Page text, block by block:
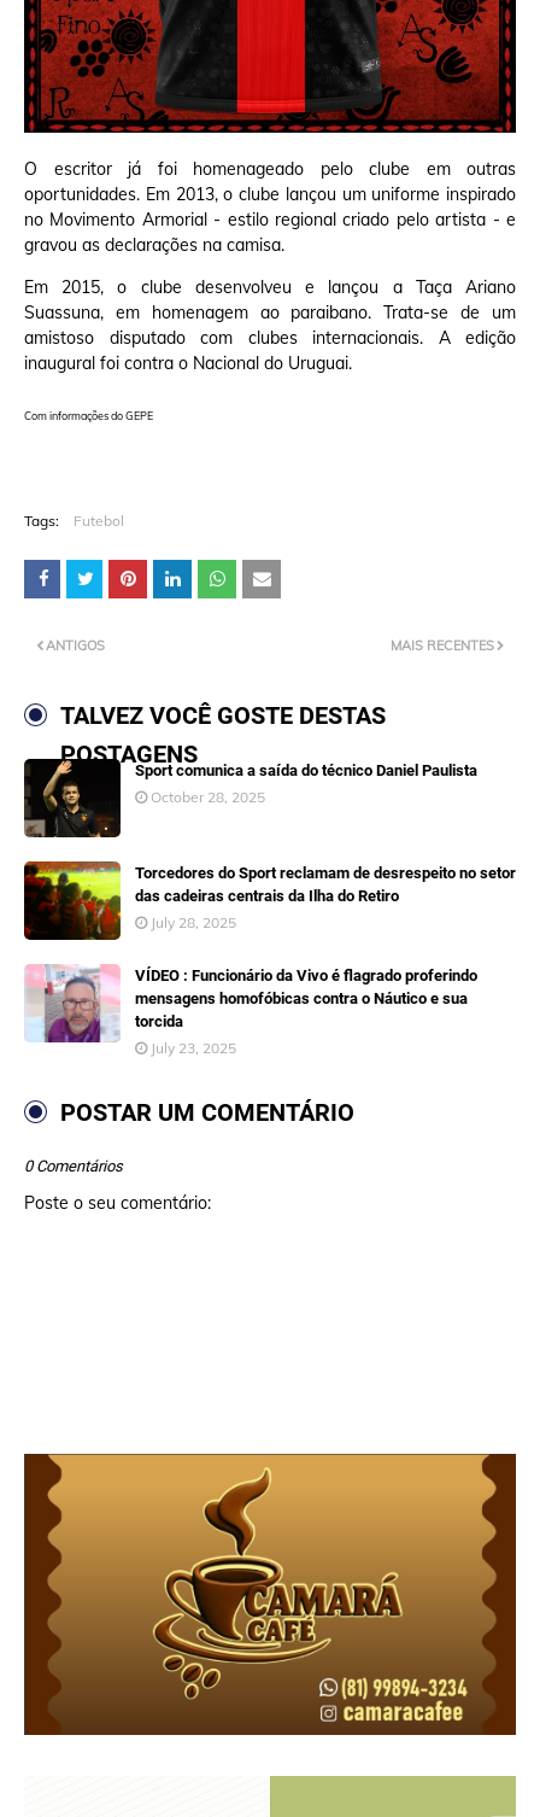
O escritor já foi homenageado pelo clube em outras
oportunidades. Em 2013, o clube lançou um uniforme inspirado
no Movimento Armorial - estilo regional criado pelo artista - e
gravou as declarações na camisa.
Em 2015, o clube desenvolveu e lançou a Taça Ariano
Suassuna, em homenagem ao paraibano. Trata-se de um
amistoso disputado com clubes internacionais. A edição
inaugural foi contra o Nacional do Uruguai.
Com informações do GEPE
Tags: Futebol
MAIS RECENTES
ANTIGOS
TALVEZ VOCÊ GOSTE DESTAS
POSTAGENS
Sport comunica a saída do técnico Daniel Paulista
October 28, 2025
Torcedores do Sport reclamam de desrespeito no setor
das cadeiras centrais da Ilha do Retiro
July 28, 2025
VÍDEO : Funcionário da Vivo é flagrado proferindo
mensagens homofóbicas contra o Náutico e sua
torcida
July 23, 2025
POSTAR UM COMENTÁRIO
0 Comentários
Poste o seu comentário: